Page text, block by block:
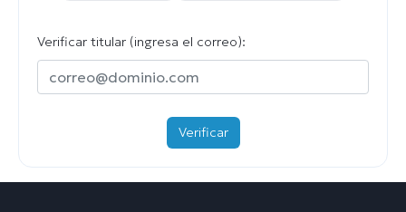
Verificar titular (ingresa el correo):
Verificar